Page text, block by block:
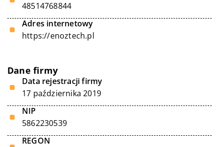
48514768844
Adres internetowy
https://enoztech.pl
Dane firmy
Data rejestracji firmy
17 października 2019
NIP
5862230539
REGON